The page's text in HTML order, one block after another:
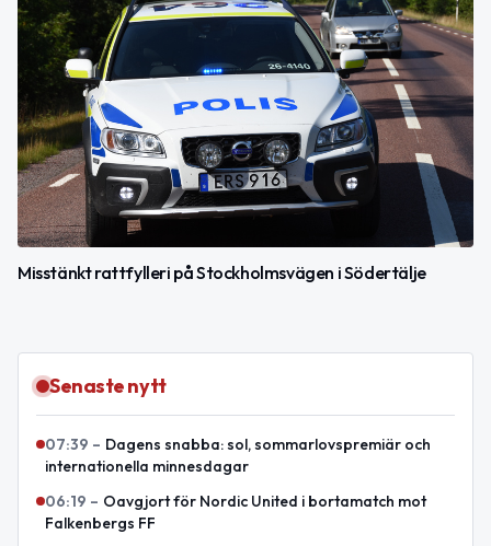
Misstänkt rattfylleri på Stockholmsvägen i Södertälje
Senaste nytt
07:39 – Dagens snabba: sol, sommarlovspremiär och
internationella minnesdagar
06:19 – Oavgjort för Nordic United i bortamatch mot
Falkenbergs FF